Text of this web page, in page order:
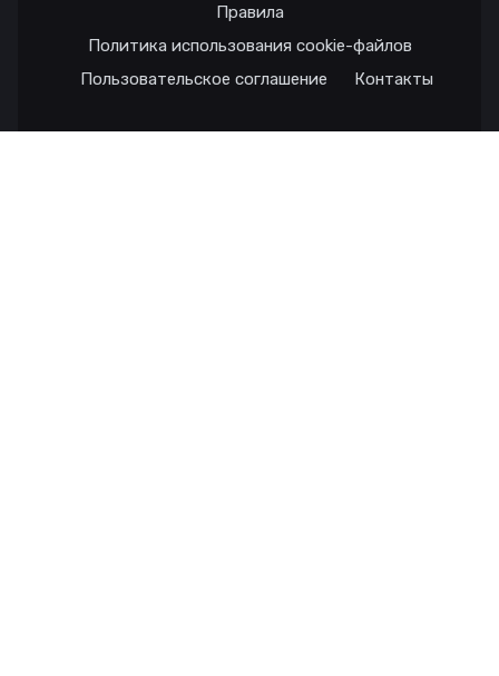
Правила
Политика использования cookie-файлов
Пользовательское соглашение
Контакты